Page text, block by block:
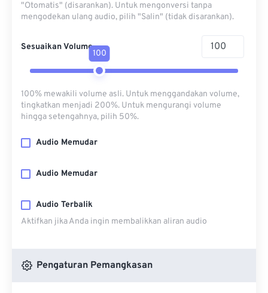
"Otomatis" (disarankan). Untuk mengonversi tanpa
mengodekan ulang audio, pilih "Salin" (tidak disarankan).
Sesuaikan Volume
100
100% mewakili volume asli. Untuk menggandakan volume,
tingkatkan menjadi 200%. Untuk mengurangi volume
hingga setengahnya, pilih 50%.
Audio Memudar
Audio Memudar
Audio Terbalik
Aktifkan jika Anda ingin membalikkan aliran audio
Pengaturan Pemangkasan